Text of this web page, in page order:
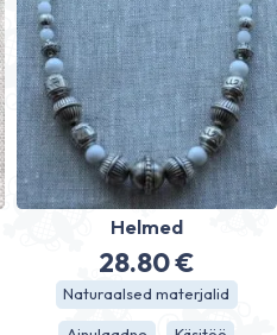
Helmed
28.80€
Naturaalsed materjalid